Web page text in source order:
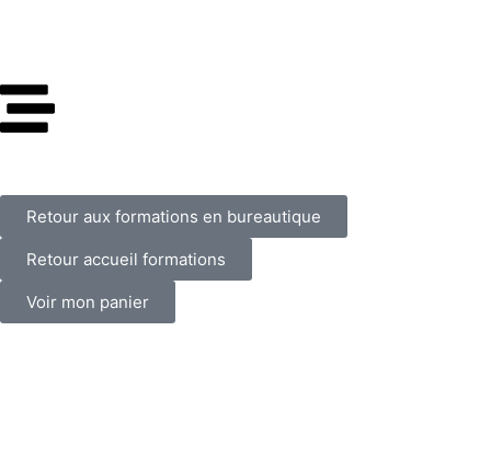
Retour aux formations en bureautique
Retour accueil formations
Voir mon panier